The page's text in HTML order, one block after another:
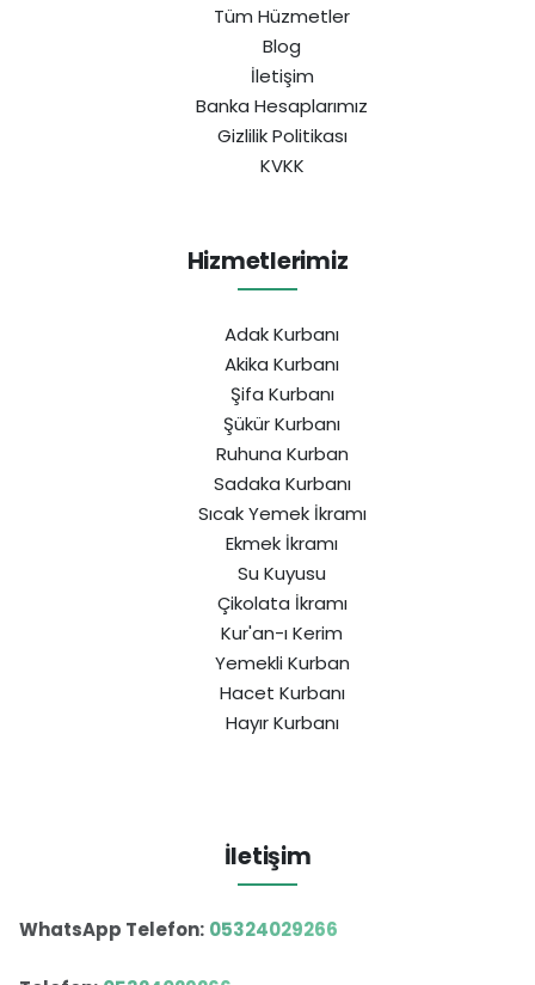
Tüm Hüzmetler
Blog
İletişim
Banka Hesaplarımız
Gizlilik Politikası
KVKK
Hizmetlerimiz
Adak Kurbanı
Akika Kurbanı
Şifa Kurbanı
Şükür Kurbanı
Ruhuna Kurban
Sadaka Kurbanı
Sıcak Yemek İkramı
Ekmek İkramı
Su Kuyusu
Çikolata İkramı
Kur'an-ı Kerim
Yemekli Kurban
Hacet Kurbanı
Hayır Kurbanı
İletişim
WhatsApp Telefon: 05324029266